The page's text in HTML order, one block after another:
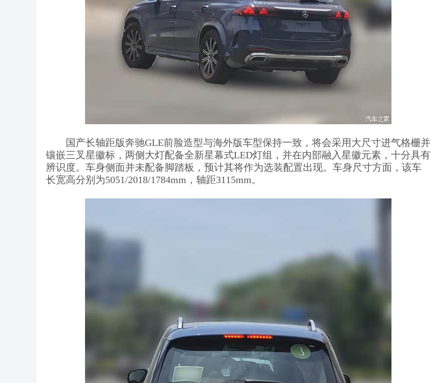
国产长轴距版奔驰GLE前脸造型与海外版车型保持一致，将会采用大尺寸进气格栅并
镶嵌三叉星徽标，两侧大灯配备全新星幕式LED灯组，并在内部融入星徽元素，十分具有
辨识度。车身侧面并未配备脚踏板，预计其将作为选装配置出现。车身尺寸方面，该车
长宽高分别为5051/2018/1784mm，轴距3115mm。